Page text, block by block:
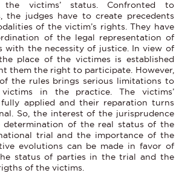
the victims’ status. Confronted to
the judges have to create precedents
of the victim’s rights. They have
of the legal representation of
with the necessity of justice. In view of
place of the victimes is established
them the right to participate. However,
the rules brings serious limitations to
in the practice. The victims’
applied and their reparation turns
So, the interest of the jurisprudence
determination of the real status of the
trial and the importance of the
evolutions can be made in favor of
status of parties in the trial and the
of the victims.